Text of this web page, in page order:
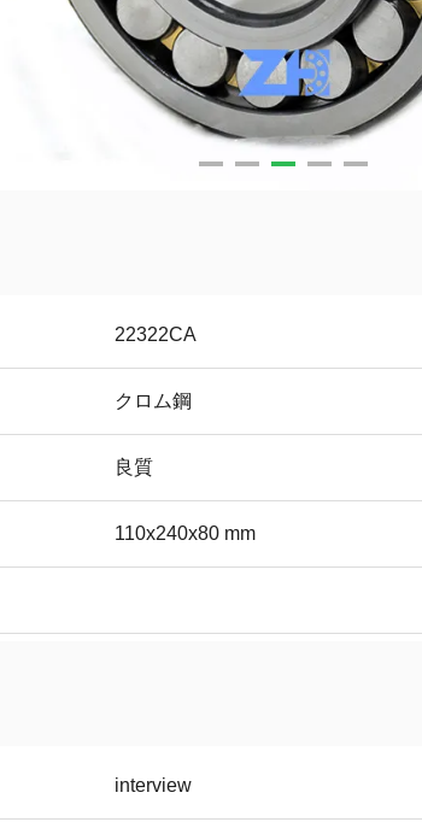
22322CA
クロム鋼
良質
110x240x80 mm
interview